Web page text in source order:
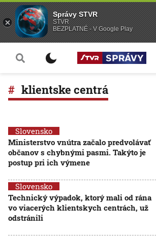
klientske centrá
Slovensko
Ministerstvo vnútra začalo predvolávať
občanov s chybnými pasmi. Takýto je
postup pri ich výmene
Slovensko
Technický výpadok, ktorý mali od rána
vo viacerých klientskych centrách, už
odstránili
Správy STVR
STVR
BEZPLATNÉ - V Google Play